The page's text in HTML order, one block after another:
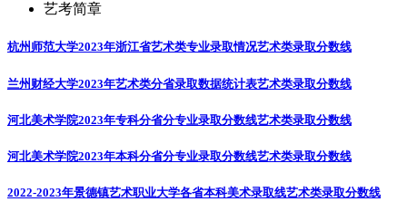
艺考简章
杭州师范大学2023年浙江省艺术类专业录取情况艺术类录取分数线
兰州财经大学2023年艺术类分省录取数据统计表艺术类录取分数线
河北美术学院2023年专科分省分专业录取分数线艺术类录取分数线
河北美术学院2023年本科分省分专业录取分数线艺术类录取分数线
2022-2023年景德镇艺术职业大学各省本科美术录取线艺术类录取分数线